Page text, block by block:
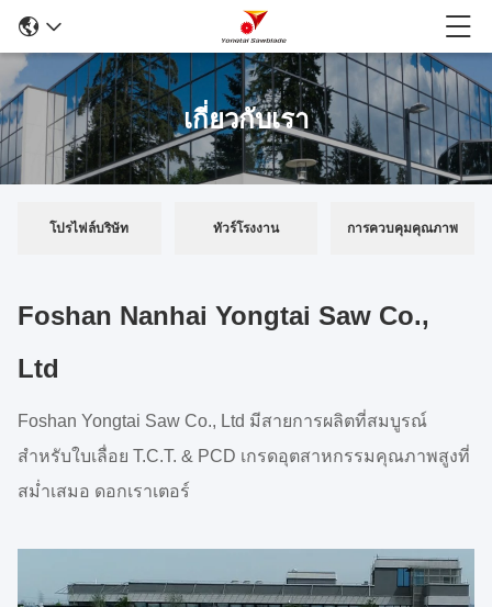
เกี่ยวกับเรา
โปรไฟล์บริษัท ทัวร์โรงงาน การควบคุมคุณภาพ
Foshan Nanhai Yongtai Saw Co.,
Ltd
Foshan Yongtai Saw Co., Ltd มีสายการผลิตที่สมบูรณ์
สำหรับใบเลื่อย T.C.T. & PCD เกรดอุตสาหกรรมคุณภาพสูงที่
สม่ำเสมอ ดอกเราเตอร์